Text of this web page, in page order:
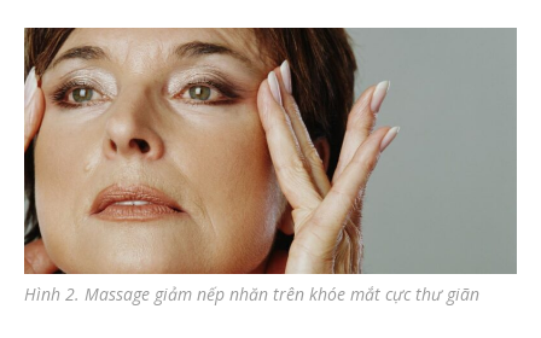
Hình 2. Massage giảm nếp nhăn trên khóe mắt cực thư giãn